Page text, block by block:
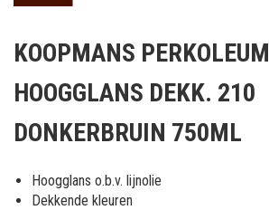
het
van
afbeeldingen-
KOOPMANS PERKOLEUM
HOOGGLANS DEKK. 210
DONKERBRUIN 750ML
Hoogglans o.b.v. lijnolie
Dekkende kleuren